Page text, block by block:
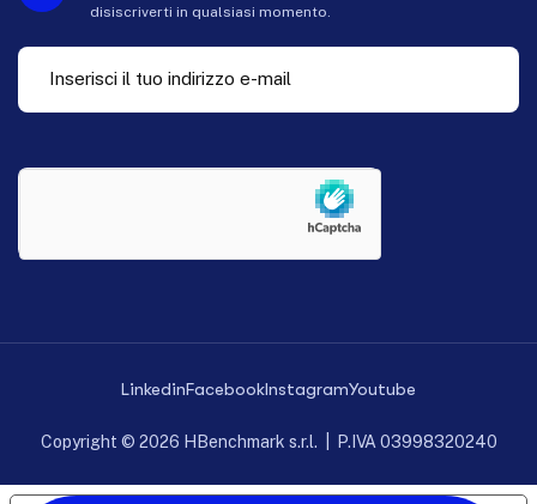
disiscriverti in qualsiasi momento.
LinkedinFacebookInstagramYoutube
Copyright © 2026 HBenchmark s.r.l. | P.IVA 03998320240